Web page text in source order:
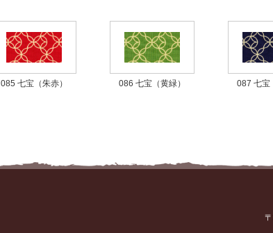
085 七宝（朱赤） 086 七宝（黄緑） 087 七宝